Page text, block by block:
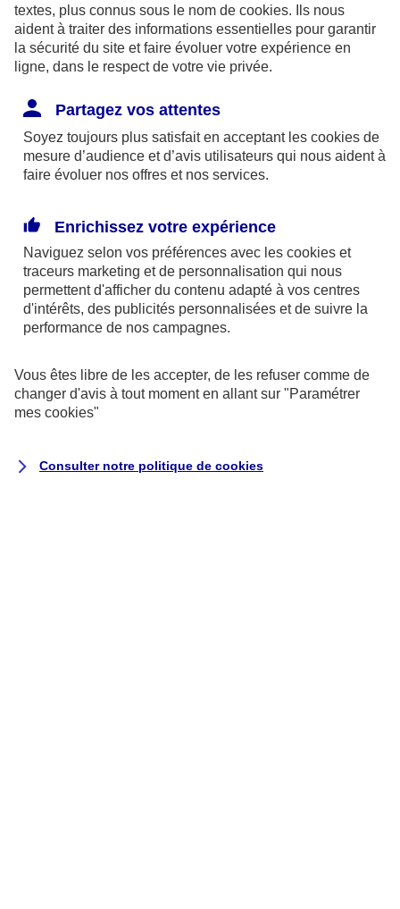
Des contacts défectueux (de type connexion
mal serrée ou oxydée) entraînant une résistance
anormale et un échauffement ;
électrique dans l’air.
conception ou d'installation,
Une usure, un vieillissement des isolants, une
canalisation ou appareil endommagé
Une installation électrique doit être
Ce que dit la réglementation :
textes, plus connus sous le nom de cookies. Ils nous
aident à traiter des informations essentielles pour garantir
la sécurité du site et faire évoluer votre expérience en
ligne, dans le respect de votre vie privée.
Partagez vos attentes
Soyez toujours plus satisfait en acceptant les cookies de
mesure d’audience et d’avis utilisateurs qui nous aident à
faire évoluer nos offres et nos services.
Enrichissez votre expérience
Naviguez selon vos préférences avec les cookies et
traceurs marketing et de personnalisation qui nous
permettent d'afficher du contenu adapté à vos centres
d'intérêts, des publicités personnalisées et de suivre la
performance de nos campagnes.
Vous êtes libre de les accepter, de les refuser comme de
changer d'avis à tout moment en allant sur "Paramétrer
mes cookies"
Consulter notre politique de cookies